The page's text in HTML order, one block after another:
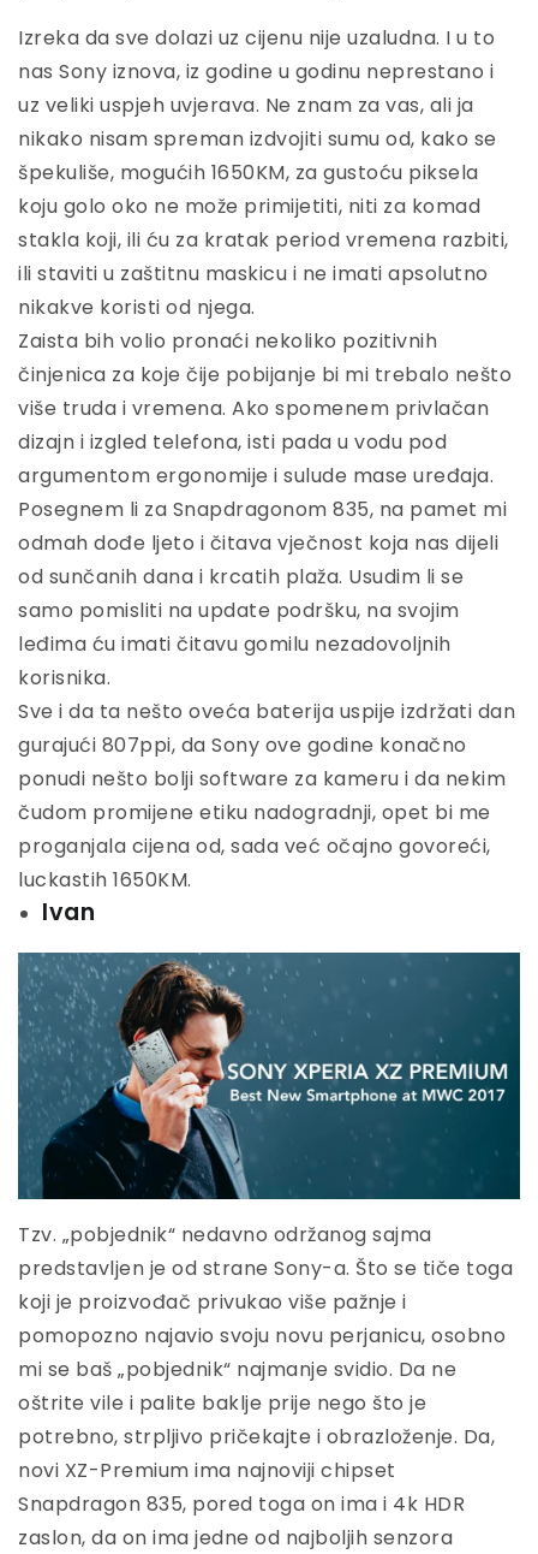
Izreka da sve dolazi uz cijenu nije uzaludna. I u to
nas Sony iznova, iz godine u godinu neprestano i
uz veliki uspjeh uvjerava. Ne znam za vas, ali ja
nikako nisam spreman izdvojiti sumu od, kako se
špekuliše, mogućih 1650KM, za gustoću piksela
koju golo oko ne može primijetiti, niti za komad
stakla koji, ili ću za kratak period vremena razbiti,
ili staviti u zaštitnu maskicu i ne imati apsolutno
nikakve koristi od njega.
Zaista bih volio pronaći nekoliko pozitivnih
činjenica za koje čije pobijanje bi mi trebalo nešto
više truda i vremena. Ako spomenem privlačan
dizajn i izgled telefona, isti pada u vodu pod
argumentom ergonomije i sulude mase uređaja.
Posegnem li za Snapdragonom 835, na pamet mi
odmah dođe ljeto i čitava vječnost koja nas dijeli
od sunčanih dana i krcatih plaža. Usudim li se
samo pomisliti na update podršku, na svojim
leđima ću imati čitavu gomilu nezadovoljnih
korisnika.
Sve i da ta nešto oveća baterija uspije izdržati dan
gurajući 807ppi, da Sony ove godine konačno
ponudi nešto bolji software za kameru i da nekim
čudom promijene etiku nadogradnji, opet bi me
proganjala cijena od, sada već očajno govoreći,
luckastih 1650KM.
Ivan
Tzv. „pobjednik“ nedavno održanog sajma
predstavljen je od strane Sony-a. Što se tiče toga
koji je proizvođač privukao više pažnje i
pomopozno najavio svoju novu perjanicu, osobno
mi se baš „pobjednik“ najmanje svidio. Da ne
oštrite vile i palite baklje prije nego što je
potrebno, strpljivo pričekajte i obrazloženje. Da,
novi XZ-Premium ima najnoviji chipset
Snapdragon 835, pored toga on ima i 4k HDR
zaslon, da on ima jedne od najboljih senzora